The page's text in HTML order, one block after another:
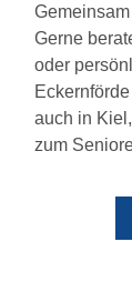
Gerne
oder
auch in
zum